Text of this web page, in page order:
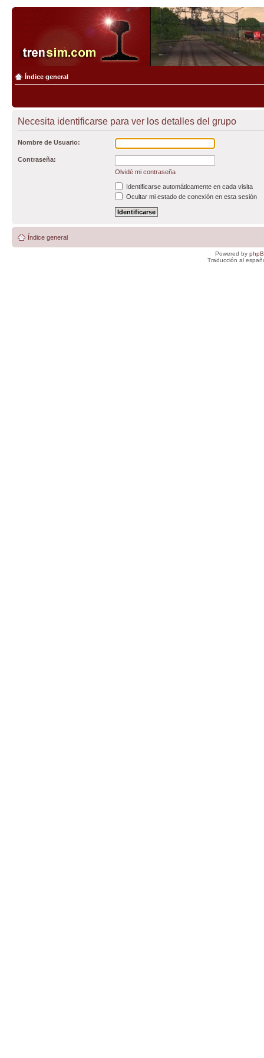
Índice general
Necesita identificarse para ver los detalles del grupo
Nombre de Usuario:
Contraseña:
Olvidé mi contraseña
Identificarse automáticamente en cada visita
Ocultar mi estado de conexión en esta sesión
Índice general
Powered by
Traducción al